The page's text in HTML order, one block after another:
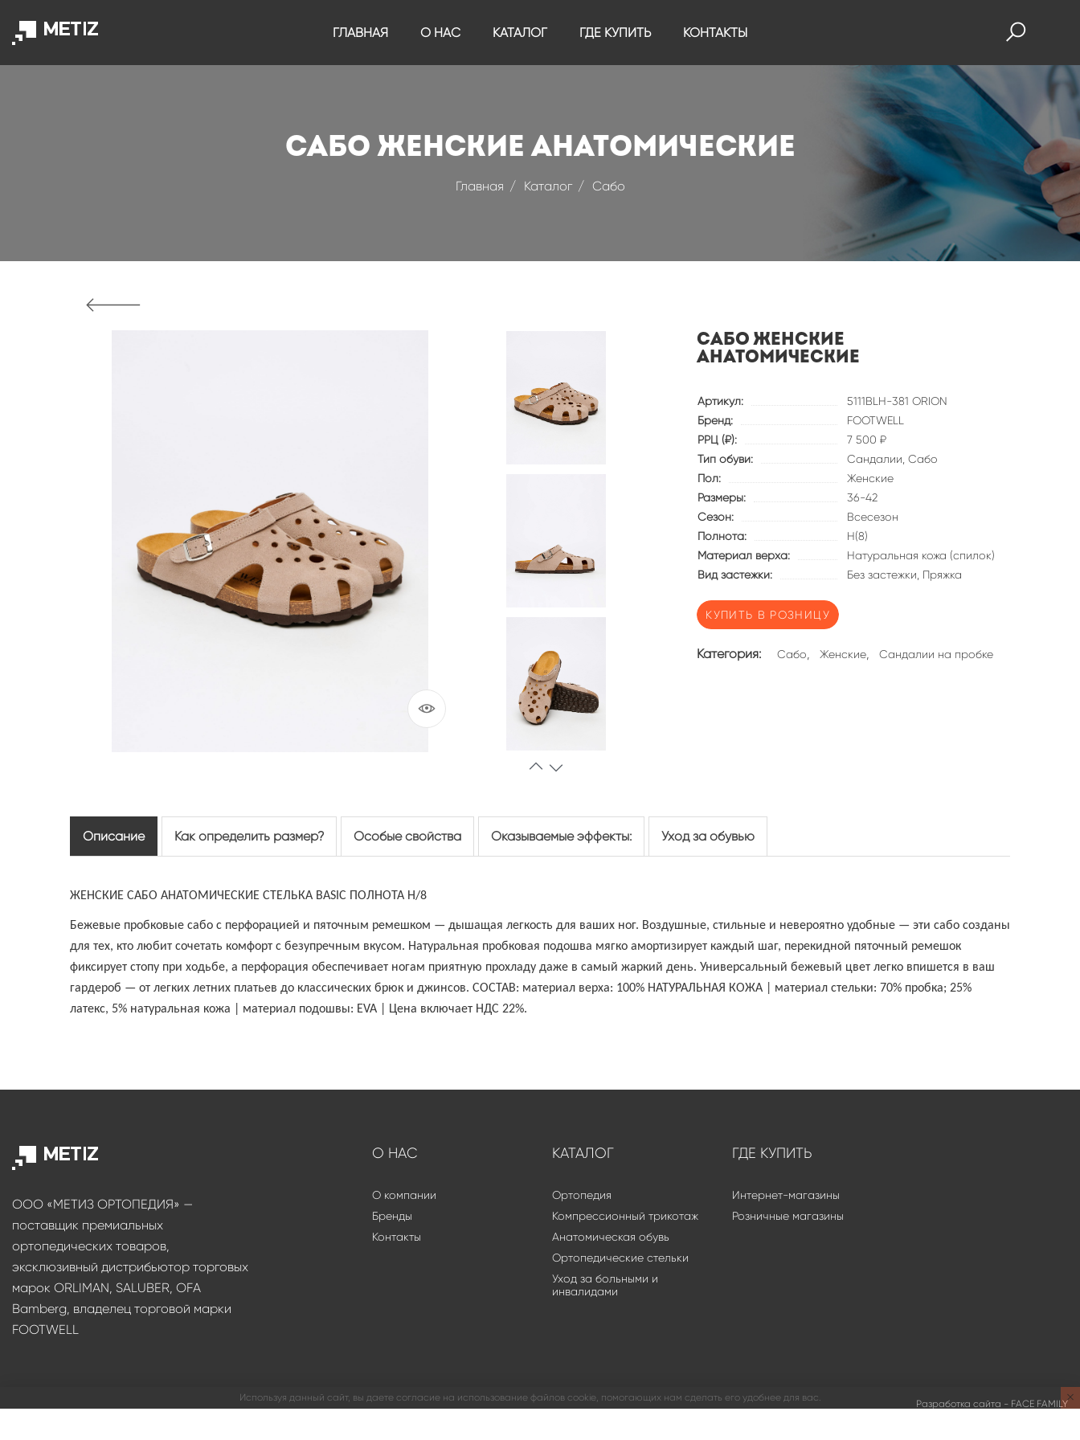
ГЛАВНАЯ О НАС КАТАЛОГ ГДЕ КУПИТЬ КОНТАКТЫ
Сабо женские анатомические
Главная Каталог Сабо
Сабо женские
анатомические
Артикул:
5111BLH-381 ORION
Бренд:
FOOTWELL
РРЦ (₽):
7 500 ₽
Тип обуви:
Сандалии, Сабо
Пол:
Женские
Размеры:
36-42
Сезон:
Всесезон
Полнота:
Н(8)
Материал верха:
Натуральная кожа (спилок)
Вид застежки:
Без застежки, Пряжка
КУПИТЬ В РОЗНИЦУ
Категория: Сабо Женские Сандалии на пробке
Описание Как определить размер? Особые свойства Оказываемые эффекты: Уход за обувью
ЖЕНСКИЕ САБО АНАТОМИЧЕСКИЕ СТЕЛЬКА BASIC ПОЛНОТА Н/8
Бежевые пробковые сабо с перфорацией и пяточным ремешком — дышащая легкость для ваших ног. Воздушные, стильные и невероятно удобные — эти сабо созданы
для тех, кто любит сочетать комфорт с безупречным вкусом. Натуральная пробковая подошва мягко амортизирует каждый шаг, перекидной пяточный ремешок
фиксирует стопу при ходьбе, а перфорация обеспечивает ногам приятную прохладу даже в самый жаркий день. Универсальный бежевый цвет легко впишется в ваш
гардероб — от легких летних платьев до классических брюк и джинсов. СОСТАВ: материал верха: 100% НАТУРАЛЬНАЯ КОЖА | материал стельки: 70% пробка; 25%
латекс, 5% натуральная кожа | материал подошвы: EVA | Цена включает НДС 22%.
ООО «МЕТИЗ ОРТОПЕДИЯ» —
поставщик премиальных
ортопедических товаров,
эксклюзивный дистрибьютор торговых
марок ORLIMAN, SALUBER, OFA
Bamberg, владелец торговой марки
FOOTWELL
О НАС
О компании
Бренды
Контакты
КАТАЛОГ
Ортопедия
Компрессионный трикотаж
Анатомическая обувь
Ортопедические стельки
Уход за больными и
инвалидами
ГДЕ КУПИТЬ
Интернет-магазины
Розничные магазины
Разработка сайта - FACE FAMILY
Используя данный сайт, вы даете согласие на использование файлов cookie, помогающих нам сделать его удобнее для вас.